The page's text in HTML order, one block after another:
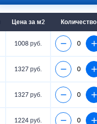
Цена за м2 Количество
1008 руб.
1327 руб.
1327 руб.
1224 руб.